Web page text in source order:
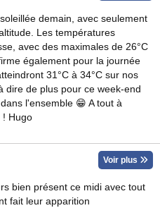
demain, avec seulement
Les températures
avec des maximales de 26°C
également pour la journée
31°C à 34°C sur nos
dire de plus pour ce week-end
l'ensemble 😁 A tout à
! Hugo
Voir plus
bien présent ce midi avec tout
fait leur apparition